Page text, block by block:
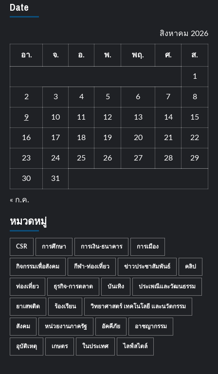
Date
สิงหาคม 2026
อา. จ. อ. พ. พฤ. ศ. ส.
1
2 3 4 5 6 7 8
9 10 11 12 13 14 15
16 17 18 19 20 21 22
23 24 25 26 27 28 29
30 31
« ก.ค.
หมวดหมู่
CSR การศึกษา การเงิน-ธนาคาร การเมือง
กิจกรรมเพื่อสังคม กีฬา-ท่องเที่ยว ข่าวประชาสัมพันธ์ คลิป
ท่องเที่ยว ธุรกิจ-การตลาด บันเทิง ประเพณีและวัฒนธรรม
ยาเสพติด ร้องเรียน วิทยาศาสตร์ เทคโนโลยี และนวัตกรรม
สังคม หน่วยงานภาครัฐ อัคคีภัย อาชญากรรม
อุบัติเหตุ เกษตร ในประเทศ ไลฟ์สไตล์